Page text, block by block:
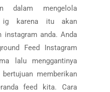
dalam mengelola
ig
karena itu akan
instagram anda. Anda
Feed Instagram
lalu menggantinya
memberikan
feed kita. Cara